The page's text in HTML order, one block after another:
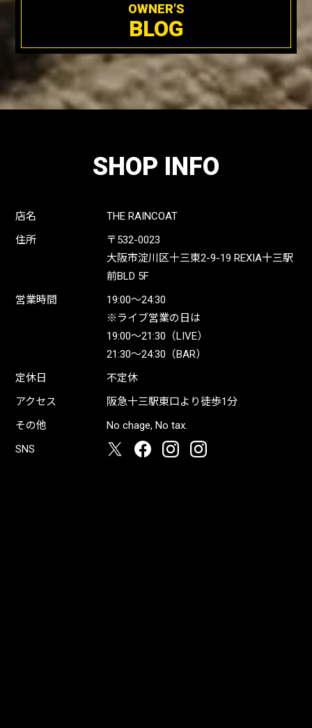
OWNER'S
BLOG
SHOP INFO
店名
THE RAINCOAT
住所
〒532-0023
大阪市淀川区十三東2-9-19 REXIA十三駅
前BLD 5F
営業時間
19:00〜24:30
※ライブ営業の日は
19:00〜21:30（LIVE）
21:30〜24:30（BAR）
定休日
不定休
アクセス
阪急十三駅東口より徒歩1分
その他
No chage, No tax.
SNS